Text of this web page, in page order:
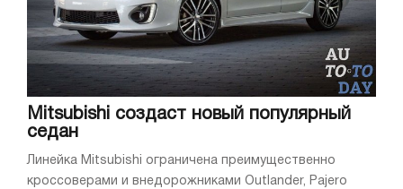
Mitsubishi создаст новый популярный
седан
Линейка Mitsubishi ограничена преимущественно
кроссоверами и внедорожниками Outlander, Pajero